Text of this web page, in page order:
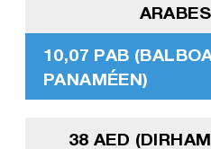
10,07 PAB
PANAMÉEN)
38 AED